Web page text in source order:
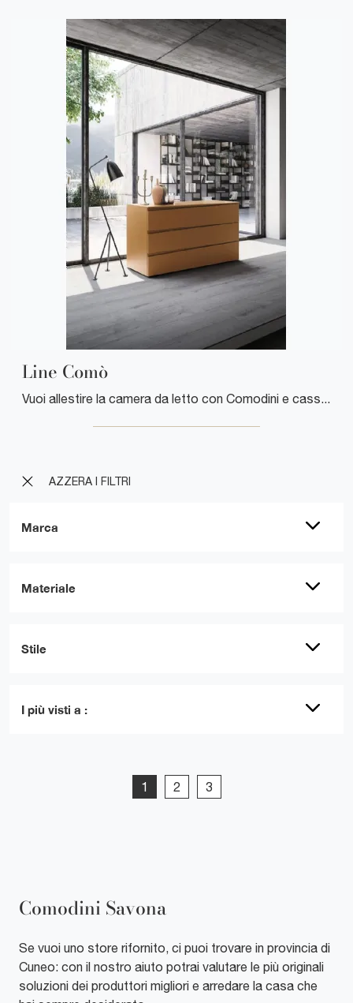
AZZERA I FILTRI
Marca
Materiale
Stile
I più visti a :
Line Comò
Vuoi allestire la camera da letto con Comodini e cassettiere di Mobilgam? Ti presentiamo il modello Line Comò in laccato opaco per spazi moderni.
1 2 3
Comodini Savona
Se vuoi uno store rifornito, ci puoi trovare in provincia di
Cuneo: con il nostro aiuto potrai valutare le più originali
soluzioni dei produttori migliori e arredare la casa che